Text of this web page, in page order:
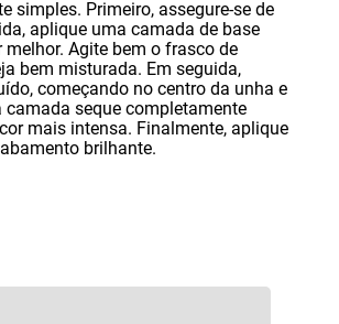
simples. Primeiro, assegure-se de
, aplique uma camada de base
Agite bem o frasco de
bem misturada. Em seguida,
, começando no centro da unha e
seque completamente
mais intensa. Finalmente, aplique
brilhante.